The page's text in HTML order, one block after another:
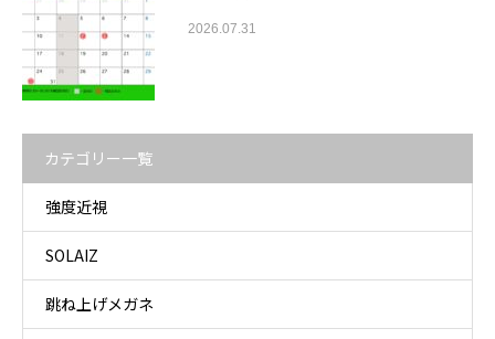
2026.07.31
カテゴリー一覧
強度近視
SOLAIZ
跳ね上げメガネ